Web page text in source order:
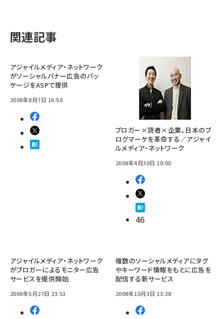
関連記事
アジャイルメディア・ネットワーク
がソーシャルバナー広告のパッ
ケージをASPで提供
2008年8月7日 16:50
ブロガー×読者×企業。日本のブ
ログマーケを革命する／アジャイ
ルメディア・ネットワーク
2008年4月30日 10:00
46
アジャイルメディア・ネットワーク
がブロガーによるモニター広告
サービスを提供開始
2009年5月27日 23:53
複数のソーシャルメディアにタグ
やキーワード情報をもとに広告を
配信する新サービス
2008年10月3日 13:38